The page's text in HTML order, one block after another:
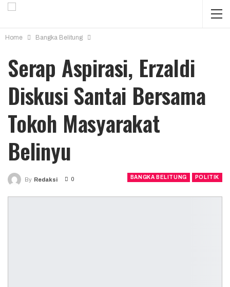
Home Bangka Belitung
Serap Aspirasi, Erzaldi
Diskusi Santai Bersama
Tokoh Masyarakat
Belinyu
BANGKA BELITUNG POLITIK
By Redaksi 0